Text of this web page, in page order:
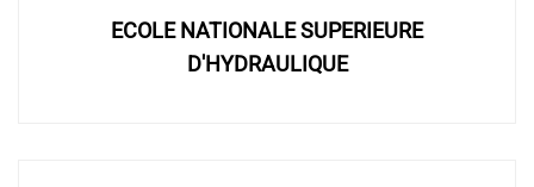
ECOLE NATIONALE SUPERIEURE
D'HYDRAULIQUE